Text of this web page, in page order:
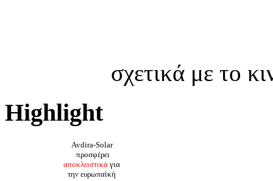
σχετικά με το
Highlight
Avdira-Solar
προσφέρει
αποκλειστικά για
την ευρωπαϊκή